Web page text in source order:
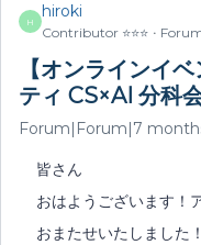
H
hiroki
Contributor ⭐️⭐️⭐️
【オンラインイ
ティ CS×AI 分科
Forum|Forum|7
皆さん
おはようございます！
おまたせいたしました